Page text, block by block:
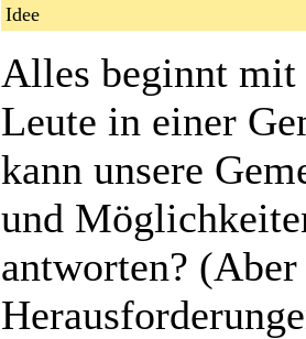
Idee
Alles beginnt
Leute in einer
kann unsere
und
antworten?